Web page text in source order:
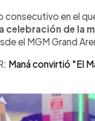
consecutivo en el
celebración de la
el MGM Grand
Maná convirtió "El